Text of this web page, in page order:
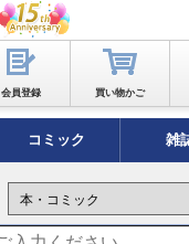
会員登録 買い物かご
コミック 雑